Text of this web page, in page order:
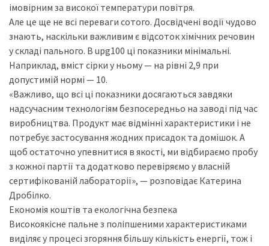
імовірним за високої температури повітря.
Але це ще не всі переваги сотого. Досвідчені водії чудово
знають, наскільки важливим є відсоток хімічних речовин
у складі пального. В upg100 ці показники мінімальні.
Наприклад, вміст сірки у ньому — на рівні 2,9 при
допустимій нормі — 10.
«Важливо, що всі ці показники досягаються завдяки
надсучасним технологіям безпосередньо на заводі під час
виробництва. Продукт має відмінні характеристики і не
потребує застосування жодних присадок та домішок. А
щоб остаточно упевнитися в якості, ми відбираємо пробу
з кожної партії та додатково перевіряємо у власній
сертифікованій лабораторії», — розповідає Катерина
Дробілко.
Економія коштів та екологічна безпека
Високоякісне пальне з поліпшеними характеристиками
виділяє у процесі згоряння більшу кількість енергії, тож і